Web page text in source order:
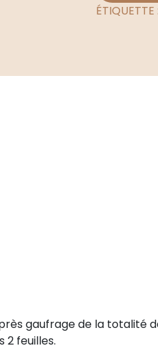
ÉTIQUETTE :
gaufrage de la totalité
2 feuilles.